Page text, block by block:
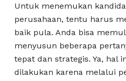
Untuk menemukan
perusahaan, tentu harus
baik pula. Anda bisa
menyusun beberapa
tepat dan strategis. Ya, hal
dilakukan karena melalui